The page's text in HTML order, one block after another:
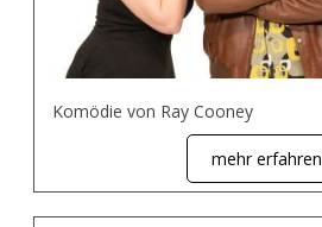
Komödie von Ray Cooney
mehr erfahren